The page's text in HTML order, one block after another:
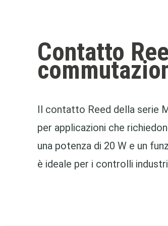
Contatto
Il contatto Reed della serie
per applicazioni che
una potenza di 20 W e un
è ideale per i controlli